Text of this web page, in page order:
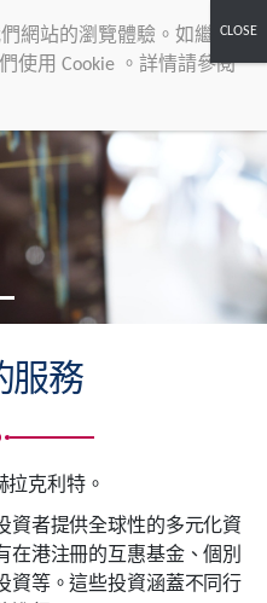
Next
服務
拉克利特。
資者提供全球性的多元化資
在港注冊的互惠基金、個別
資等。這些投資涵蓋不同行
網站的瀏覽體驗。如繼續
使用 Cookie 。詳情請參閱